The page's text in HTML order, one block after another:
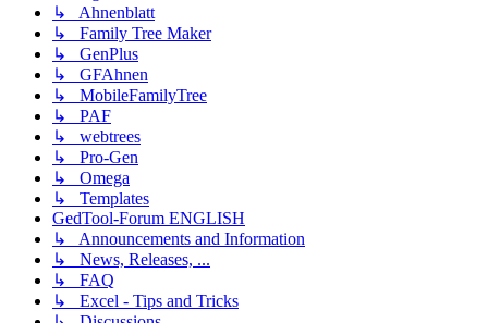
↳ Ahnenblatt
↳ Family Tree Maker
↳ GenPlus
↳ GFAhnen
↳ MobileFamilyTree
↳ PAF
↳ webtrees
↳ Pro-Gen
↳ Omega
↳ Templates
GedTool-Forum ENGLISH
↳ Announcements and Information
↳ News, Releases, ...
↳ FAQ
↳ Excel - Tips and Tricks